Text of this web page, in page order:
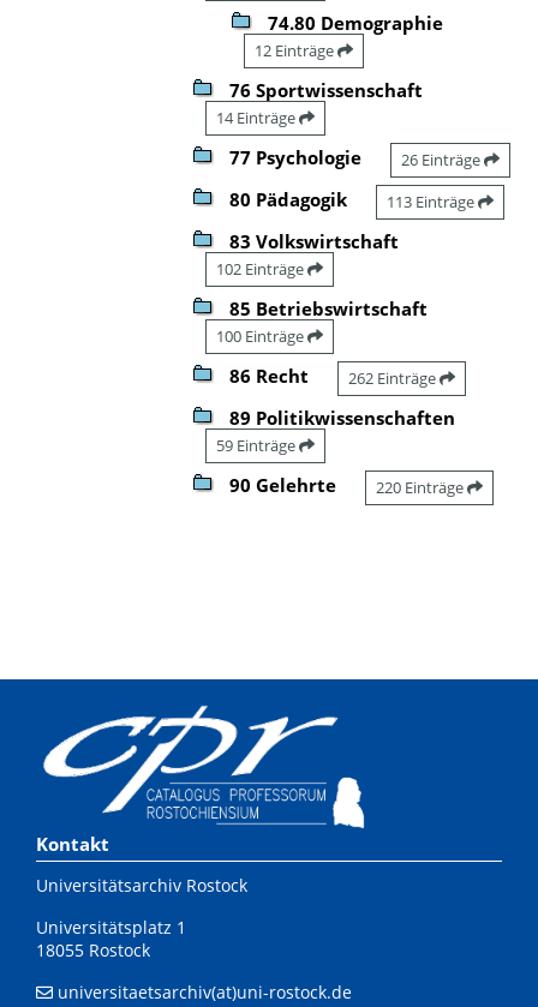
74.80 Demographie
12 Einträge
76 Sportwissenschaft
14 Einträge
77 Psychologie 26 Einträge
80 Pädagogik 113 Einträge
83 Volkswirtschaft
102 Einträge
85 Betriebswirtschaft
100 Einträge
86 Recht 262 Einträge
89 Politikwissenschaften
59 Einträge
90 Gelehrte 220 Einträge
Kontakt
Universitätsarchiv Rostock
Universitätsplatz 1
18055 Rostock
universitaetsarchiv(at)uni-rostock.de